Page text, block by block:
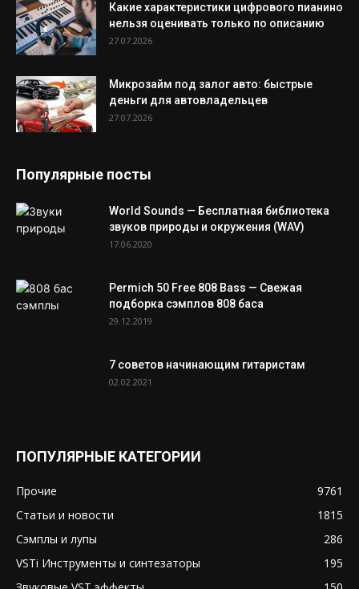
Какие характеристики цифрового пианино
нельзя оценивать только по описанию
27.07.2026
Микрозайм под залог авто: быстрые
деньги для автовладельцев
27.07.2026
Популярные посты
World Sounds — Бесплатная библиотека
звуков природы и окружения (WAV)
17.06.2020
Permich 50 Free 808 Bass — Свежая
подборка сэмплов 808 баса
29.12.2019
7 советов начинающим гитаристам
02.02.2021
ПОПУЛЯРНЫЕ КАТЕГОРИИ
Прочие
9761
Статьи и новости
1815
Сэмплы и лупы
286
VSTi Инструменты и синтезаторы
195